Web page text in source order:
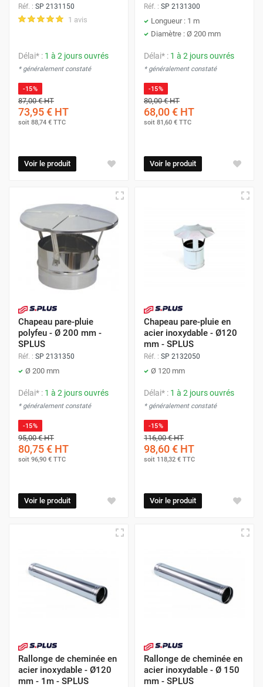
Réf. : SP 2131150
1 avis
Délai* : 1 à 2 jours ouvrés
* généralement constaté
-15%
87,00 €HT
73,95 € HT
soit 88,74 € TTC
Voir le produit
Réf. : SP 2131300
Longueur : 1 m
Diamètre : Ø 200 mm
Délai* : 1 à 2 jours ouvrés
* généralement constaté
-15%
80,00 €HT
68,00 € HT
soit 81,60 € TTC
Voir le produit
Chapeau pare-pluie
polyfeu - Ø 200 mm -
SPLUS
Réf. : SP 2131350
Ø 200 mm
Délai* : 1 à 2 jours ouvrés
* généralement constaté
-15%
95,00 €HT
80,75 € HT
soit 96,90 € TTC
Voir le produit
Chapeau pare-pluie en
acier inoxydable - Ø120
mm - SPLUS
Réf. : SP 2132050
Ø 120 mm
Délai* : 1 à 2 jours ouvrés
* généralement constaté
-15%
116,00 €HT
98,60 € HT
soit 118,32 € TTC
Voir le produit
Rallonge de cheminée en
acier inoxydable - Ø120
mm - 1m - SPLUS
Rallonge de cheminée en
acier inoxydable - Ø 150
mm - SPLUS